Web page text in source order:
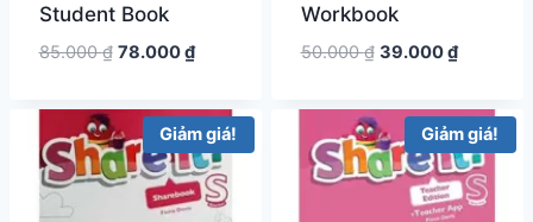
Student Book
85.000₫ Giá
là:
85.000 ₫.
78.000₫Giá
tại
là:
78.000 ₫.
Workbook
50.000₫ Giá
là:
50.000 ₫.
39.000₫Giá
tại
là:
39.000
Giảm giá! Giảm giá!